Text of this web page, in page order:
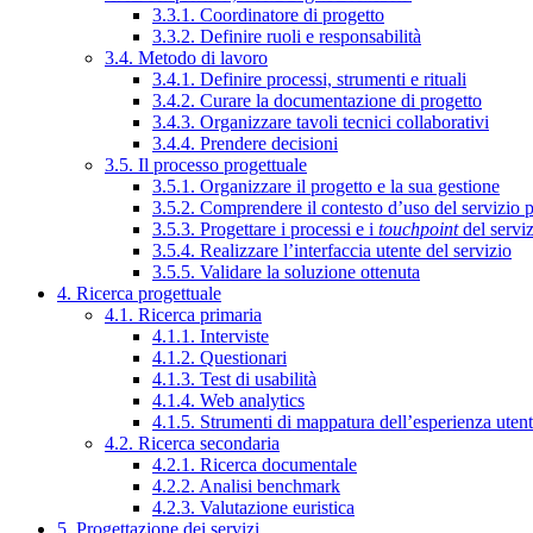
3.3.1. Coordinatore di progetto
3.3.2. Definire ruoli e responsabilità
3.4. Metodo di lavoro
3.4.1. Definire processi, strumenti e rituali
3.4.2. Curare la documentazione di progetto
3.4.3. Organizzare tavoli tecnici collaborativi
3.4.4. Prendere decisioni
3.5. Il processo progettuale
3.5.1. Organizzare il progetto e la sua gestione
3.5.2. Comprendere il contesto d’uso del servizio
3.5.3. Progettare i processi e i touchpointdel
3.5.4. Realizzare l’interfaccia utente del servizio
3.5.5. Validare la soluzione ottenuta
4. Ricerca progettuale
4.1. Ricerca primaria
4.1.1. Interviste
4.1.2. Questionari
4.1.3. Test di usabilità
4.1.4. Web analytics
4.1.5. Strumenti di mappatura dell’esperienza
4.2. Ricerca secondaria
4.2.1. Ricerca documentale
4.2.2. Analisi benchmark
4.2.3. Valutazione euristica
5. Progettazione dei servizi